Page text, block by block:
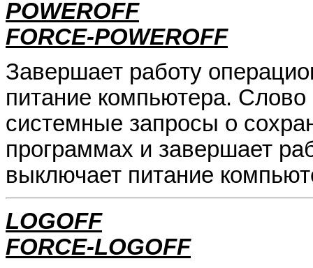
POWEROFF
FORCE-POWEROFF
Завершает работу
питание компьютера. Слово
системные запросы о
программах и завершает
выключает питание
LOGOFF
FORCE-LOGOFF